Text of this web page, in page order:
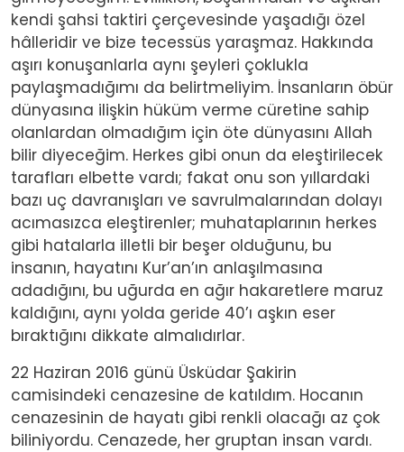
kendi şahsi taktiri çerçevesinde yaşadığı özel
hâlleridir ve bize tecessüs yaraşmaz. Hakkında
aşırı konuşanlarla aynı şeyleri çoklukla
paylaşmadığımı da belirtmeliyim. İnsanların öbür
dünyasına ilişkin hüküm verme cüretine sahip
olanlardan olmadığım için öte dünyasını Allah
bilir diyeceğim. Herkes gibi onun da eleştirilecek
tarafları elbette vardı; fakat onu son yıllardaki
bazı uç davranışları ve savrulmalarından dolayı
acımasızca eleştirenler; muhataplarının herkes
gibi hatalarla illetli bir beşer olduğunu, bu
insanın, hayatını Kur’an’ın anlaşılmasına
adadığını, bu uğurda en ağır hakaretlere maruz
kaldığını, aynı yolda geride 40’ı aşkın eser
bıraktığını dikkate almalıdırlar.
22 Haziran 2016 günü Üsküdar Şakirin
camisindeki cenazesine de katıldım. Hocanın
cenazesinin de hayatı gibi renkli olacağı az çok
biliniyordu. Cenazede, her gruptan insan vardı.